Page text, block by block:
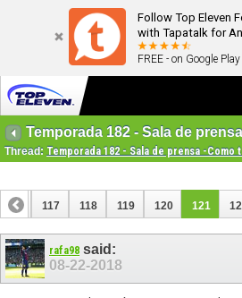
Follow Top Eleven
with Tapatalk for
FREE - on Google Play
Temporada 182 - Sala de
Thread: Temporada 182 - Sala de prensa -Como
116 117 118 119 120 121
136 137
rafa98 said:
08-22-2018